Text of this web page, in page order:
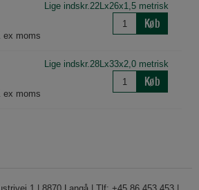
Lige indskr.22Lx26x1,5 metrisk
ex moms
Køb
Lige indskr.28Lx33x2,0 metrisk
ex moms
Køb